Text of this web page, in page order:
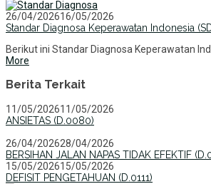
26/04/202616/05/2026
Standar Diagnosa Keperawatan Indonesia
Berikut ini Standar Diagnosa Keperawatan
More
Berita Terkait
11/05/202611/05/2026
ANSIETAS (D.0080)
26/04/202628/04/2026
BERSIHAN JALAN NAPAS TIDAK EFEKTIF
15/05/202615/05/2026
DEFISIT PENGETAHUAN (D.0111)